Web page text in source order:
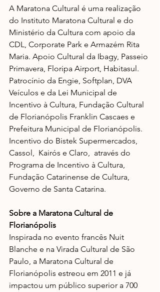
A Maratona Cultural é uma realização
do Instituto Maratona Cultural e do
Ministério da Cultura com apoio da
CDL, Corporate Park e Armazém Rita
Maria. Apoio Cultural da Ibagy, Passeio
Primavera, Floripa Airport, Habitasul.
Patrocínio da Engie, Softplan, DVA
Veículos e da Lei Municipal de
Incentivo à Cultura, Fundação Cultural
de Florianópolis Franklin Cascaes e
Prefeitura Municipal de Florianópolis.
Incentivo do Bistek Supermercados,
Cassol,  Kairós e Claro,  através do
Programa de Incentivo à Cultura,
Fundação Catarinense de Cultura,
Governo de Santa Catarina.
Sobre a Maratona Cultural de
Florianópolis
Inspirada no evento francês Nuit
Blanche e na Virada Cultural de São
Paulo, a Maratona Cultural de
Florianópolis estreou em 2011 e já
impactou um público superior a 700